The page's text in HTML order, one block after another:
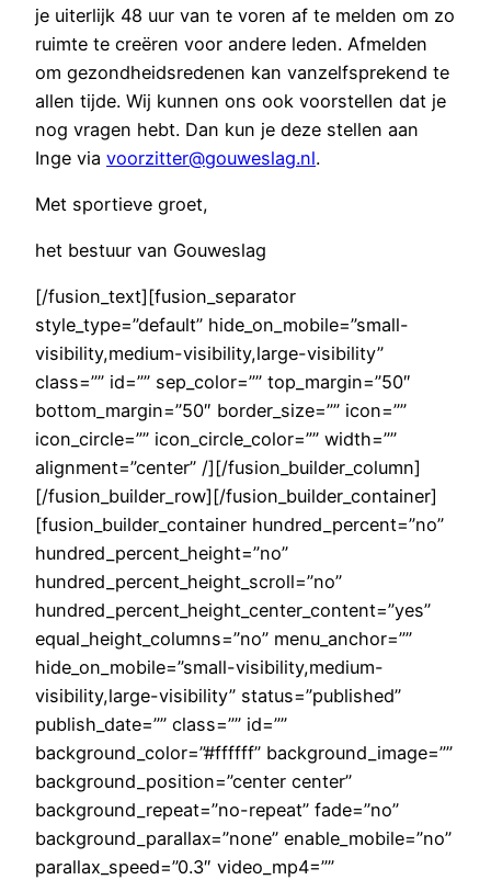
je uiterlijk 48 uur van te voren af te melden om zo
ruimte te creëren voor andere leden. Afmelden
om gezondheidsredenen kan vanzelfsprekend te
allen tijde. Wij kunnen ons ook voorstellen dat je
nog vragen hebt. Dan kun je deze stellen aan
Inge via voorzitter@gouweslag.nl.
Met sportieve groet,
het bestuur van Gouweslag
[/fusion_text][fusion_separator
style_type=”default” hide_on_mobile=”small-
visibility,medium-visibility,large-visibility”
class=”” id=”” sep_color=”” top_margin=”50″
bottom_margin=”50″ border_size=”” icon=””
icon_circle=”” icon_circle_color=”” width=””
alignment=”center” /][/fusion_builder_column]
[/fusion_builder_row][/fusion_builder_container]
[fusion_builder_container hundred_percent=”no”
hundred_percent_height=”no”
hundred_percent_height_scroll=”no”
hundred_percent_height_center_content=”yes”
equal_height_columns=”no” menu_anchor=””
hide_on_mobile=”small-visibility,medium-
visibility,large-visibility” status=”published”
publish_date=”” class=”” id=””
background_color=”#ffffff” background_image=””
background_position=”center center”
background_repeat=”no-repeat” fade=”no”
background_parallax=”none” enable_mobile=”no”
parallax_speed=”0.3″ video_mp4=””